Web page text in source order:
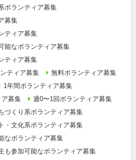
ボランティア募集
募集
ティア募集
能なボランティア募集
ティア募集
ティア募集
無料ボランティア募集
1年間ボランティア募集
ア募集
週0〜1回ボランティア募集
づくり系ボランティア募集
・文化系ボランティア募集
なボランティア募集
も参加可能なボランティア募集